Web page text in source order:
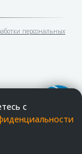
с
персональных